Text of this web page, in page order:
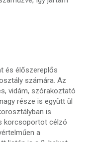
és élőszereplős
számára. Az
vidám, szórakoztató
része is együtt ül
is
korcsoportot célzó
a